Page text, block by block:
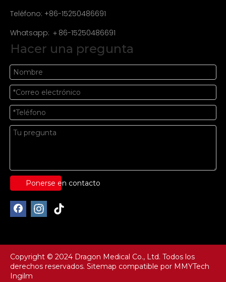
Teléfono: +86-15250486691
Whatsapp: ＋86-15250486691
Hacer una pregunta
Ponerse en contacto
Copyright © 2024 Dragon Medical Co., Ltd. Todos los
derechos reservados. Sitemap compatible por MMYTech
Ingilm